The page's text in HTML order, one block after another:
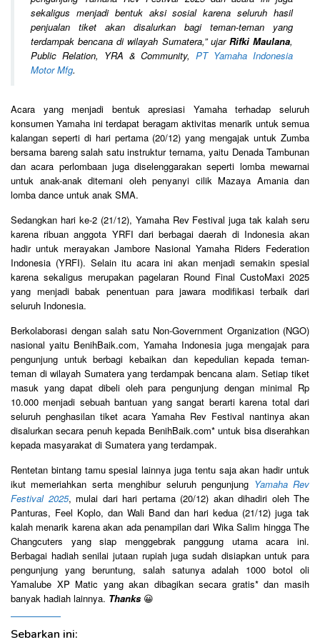
sekaligus menjadi bentuk aksi sosial karena seluruh hasil
penjualan tiket akan disalurkan bagi teman-teman yang
terdampak bencana di wilayah Sumatera,” ujar Rifki Maulana,
Public Relation, YRA & Community,PT Yamaha Indonesia
Motor Mfg.
Acara yang menjadi bentuk apresiasi Yamaha terhadap seluruh
konsumen Yamaha ini terdapat beragam aktivitas menarik untuk semua
kalangan seperti di hari pertama (20/12) yang mengajak untuk Zumba
bersama bareng salah satu instruktur ternama, yaitu Denada Tambunan
dan acara perlombaan juga diselenggarakan seperti lomba mewarnai
untuk anak-anak ditemani oleh penyanyi cilik Mazaya Amania dan
lomba dance untuk anak SMA.
Sedangkan hari ke-2 (21/12), Yamaha Rev Festival juga tak kalah seru
karena ribuan anggota YRFI dari berbagai daerah di Indonesia akan
hadir untuk merayakan Jambore Nasional Yamaha Riders Federation
Indonesia (YRFI). Selain itu acara ini akan menjadi semakin spesial
karena sekaligus merupakan pagelaran Round Final CustoMaxi 2025
yang menjadi babak penentuan para jawara modifikasi terbaik dari
seluruh Indonesia.
Berkolaborasi dengan salah satu Non-Government Organization (NGO)
nasional yaitu BenihBaik.com, Yamaha Indonesia juga mengajak para
pengunjung untuk berbagi kebaikan dan kepedulian kepada teman-
teman di wilayah Sumatera yang terdampak bencana alam. Setiap tiket
masuk yang dapat dibeli oleh para pengunjung dengan minimal Rp
10.000 menjadi sebuah bantuan yang sangat berarti karena total dari
seluruh penghasilan tiket acara Yamaha Rev Festival nantinya akan
disalurkan secara penuh kepada BenihBaik.com* untuk bisa diserahkan
kepada masyarakat di Sumatera yang terdampak.
Rentetan bintang tamu spesial lainnya juga tentu saja akan hadir untuk
ikut memeriahkan serta menghibur seluruh pengunjung Yamaha Rev
Festival 2025, mulai dari hari pertama (20/12) akan dihadiri oleh The
Panturas, Feel Koplo, dan Wali Band dan hari kedua (21/12) juga tak
kalah menarik karena akan ada penampilan dari Wika Salim hingga The
Changcuters yang siap menggebrak panggung utama acara ini.
Berbagai hadiah senilai jutaan rupiah juga sudah disiapkan untuk para
pengunjung yang beruntung, salah satunya adalah 1000 botol oli
Yamalube XP Matic yang akan dibagikan secara gratis* dan masih
banyak hadiah lainnya. Thanks 😀
Sebarkan ini: